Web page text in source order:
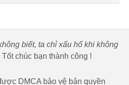
biết, ta chỉ xấu hổ khi không
chúc bạn thành công !
DMCA bảo vệ bản quyền